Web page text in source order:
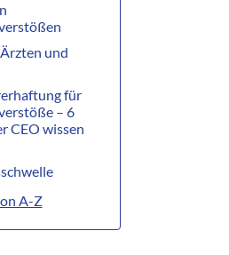
und
für
– 6
CEO wissen
A-Z